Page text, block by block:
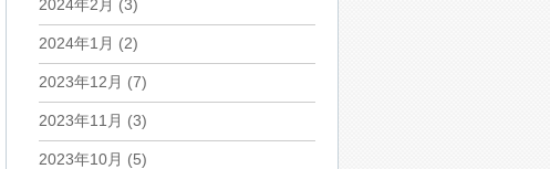
2024年2月 (3)
2024年1月 (2)
2023年12月 (7)
2023年11月 (3)
2023年10月 (5)